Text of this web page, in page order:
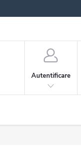
Autentificare